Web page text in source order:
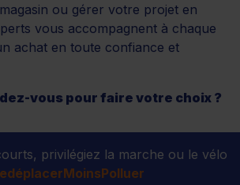
ou gérer votre projet en
vous accompagnent à chaque
achat en toute confiance et
vous pour faire votre choix ?
privilégiez la marche ou le vélo